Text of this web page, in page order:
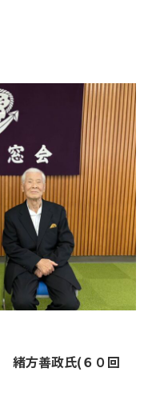
緒方善政氏(６０回